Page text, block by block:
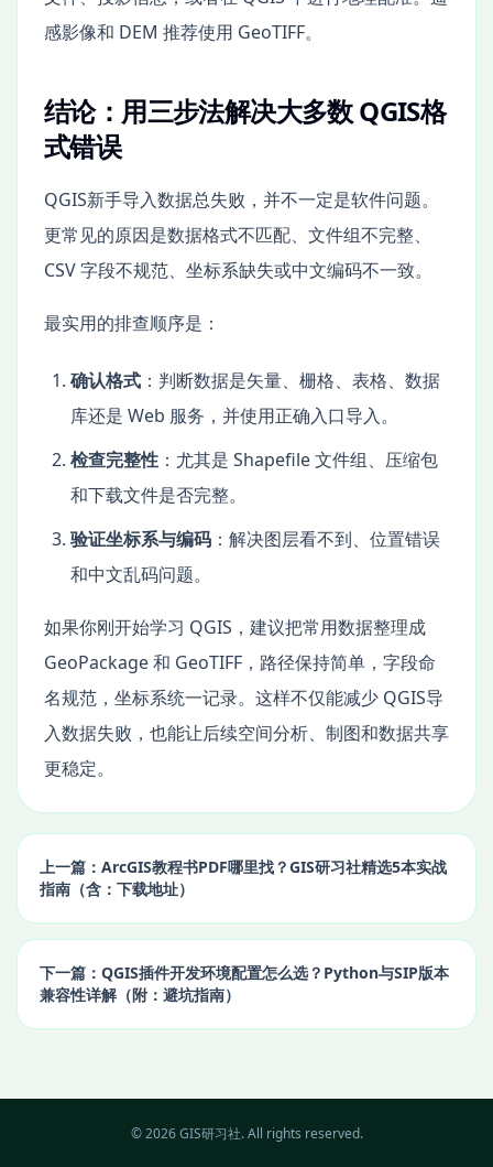
感影像和 DEM 推荐使用 GeoTIFF。
结论：用三步法解决大多数 QGIS格
式错误
QGIS新手导入数据总失败，并不一定是软件问题。
更常见的原因是数据格式不匹配、文件组不完整、
CSV 字段不规范、坐标系缺失或中文编码不一致。
最实用的排查顺序是：
确认格式 ：判断数据是矢量、栅格、表格、数据
库还是 Web 服务，并使用正确入口导入。
检查完整性 ：尤其是 Shapefile 文件组、压缩包
和下载文件是否完整。
验证坐标系与编码 ：解决图层看不到、位置错误
和中文乱码问题。
如果你刚开始学习 QGIS，建议把常用数据整理成
GeoPackage 和 GeoTIFF，路径保持简单，字段命
名规范，坐标系统一记录。这样不仅能减少 QGIS导
入数据失败，也能让后续空间分析、制图和数据共享
更稳定。
上一篇：ArcGIS教程书PDF哪里找？GIS研习社精选5本实战
指南（含：下载地址）
下一篇：QGIS插件开发环境配置怎么选？Python与SIP版本
兼容性详解（附：避坑指南）
© 2026 GIS研习社. All rights reserved.